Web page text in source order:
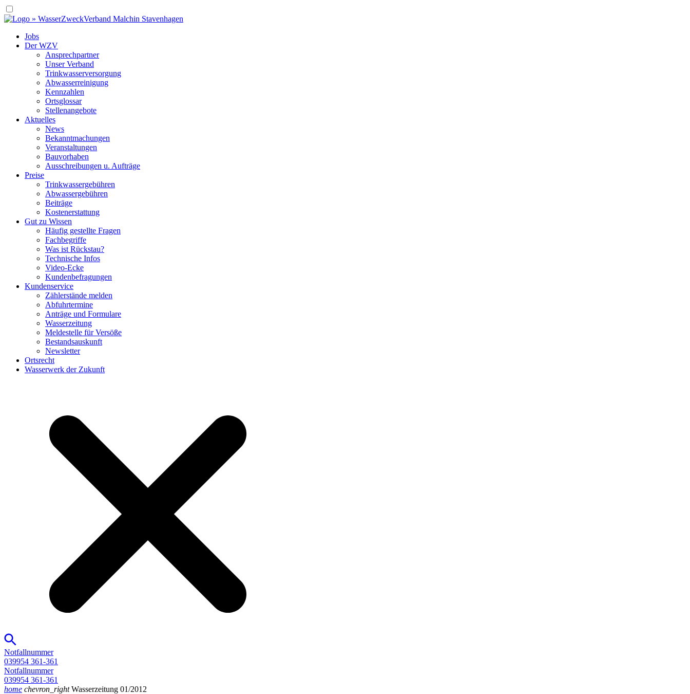
Jobs
Der WZV
Ansprechpartner
Unser Verband
Trinkwasser­versorgung
Abwasserreinigung
Kennzahlen
Ortsglossar
Stellenangebote
Aktuelles
News
Bekanntmachungen
Veranstaltungen
Bauvorhaben
Ausschreibungen u. Aufträge
Preise
Trinkwassergebühren
Abwassergebühren
Beiträge
Kostenerstattung
Gut zu Wissen
Häufig gestellte Fragen
Fachbegriffe
Was ist Rückstau?
Technische Infos
Video-Ecke
Kundenbefragungen
Kundenservice
Zählerstände melden
Abfuhrtermine
Anträge und Formulare
Wasserzeitung
Meldestelle für Versöße
Bestandsauskunft
Newsletter
Ortsrecht
Wasserwerk der Zukunft
Notfallnummer
039954 361-361
Notfallnummer
039954 361-361
home chevron_right Wasserzeitung 01/2012